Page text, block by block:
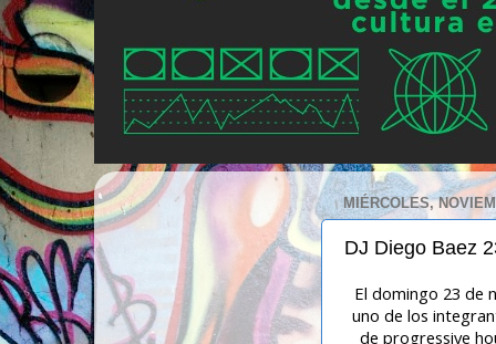
MIÉRCOLES,
DJ Diego Baez
El domingo 23 de
uno de los
de progressive